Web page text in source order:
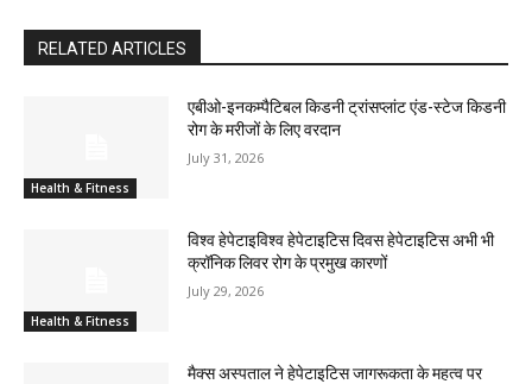
RELATED ARTICLES
Health & Fitness
एबीओ-इनकम्पैटिबल किडनी ट्रांसप्लांट एंड-स्टेज किडनी
रोग के मरीजों के लिए वरदान
July 31, 2026
Health & Fitness
विश्व हेपेटाइविश्व हेपेटाइटिस दिवस हेपेटाइटिस अभी भी
क्रॉनिक लिवर रोग के प्रमुख कारणों
July 29, 2026
मैक्स अस्पताल ने हेपेटाइटिस जागरूकता के महत्व पर